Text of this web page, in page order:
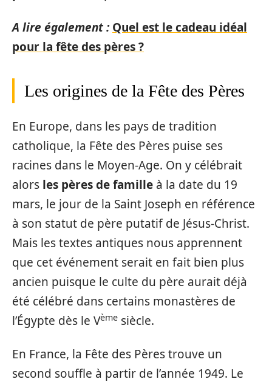
A lire également : Quel est le cadeau idéal
pour la fête des pères ?
Les origines de la Fête des Pères
En Europe, dans les pays de tradition
catholique, la Fête des Pères puise ses
racines dans le Moyen-Age. On y célébrait
alors les pères de famille à la date du 19
mars, le jour de la Saint Joseph en référence
à son statut de père putatif de Jésus-Christ.
Mais les textes antiques nous apprennent
que cet événement serait en fait bien plus
ancien puisque le culte du père aurait déjà
été célébré dans certains monastères de
l’Égypte dès le Vème siècle.
En France, la Fête des Pères trouve un
second souffle à partir de l’année 1949. Le